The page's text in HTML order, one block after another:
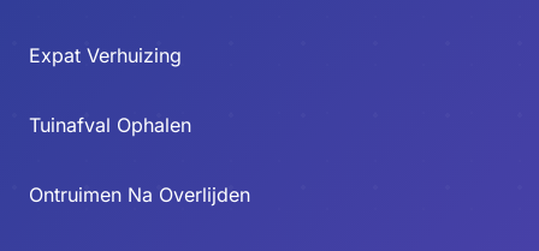
Expat Verhuizing
Tuinafval Ophalen
Ontruimen Na Overlijden